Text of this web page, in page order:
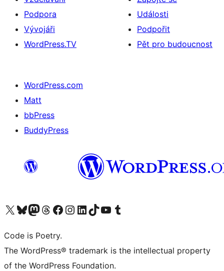
Podpora
Vývojáři
WordPress.TV
Události
Podpořit
Pět pro budoucnost
WordPress.com
Matt
bbPress
BuddyPress
Navštivte náš účet na X (dříve Twitter)
Navštivte náš Bluesky účetNavštivte náš účet Mastodon
Navštivte náš Threads účetNavštivte naši stránku na Facebooku
Navštivte náš Instagram účetNavštivte náš LinkedIn účetNavštivte náš TikTok účetNavštivte náš YouTube kanálNavštivte náš Tumblr účet
Code is Poetry.
The WordPress® trademark is the intellectual property
of the WordPress Foundation.